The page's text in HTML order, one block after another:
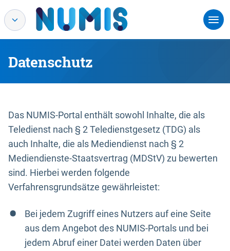
Datenschutz
Das NUMIS-Portal enthält sowohl Inhalte, die als
Teledienst nach § 2 Teledienstgesetz (TDG) als
auch Inhalte, die als Mediendienst nach § 2
Mediendienste-Staatsvertrag (MDStV) zu bewerten
sind. Hierbei werden folgende
Verfahrensgrundsätze gewährleistet:
Bei jedem Zugriff eines Nutzers auf eine Seite
aus dem Angebot des NUMIS-Portals und bei
jedem Abruf einer Datei werden Daten über